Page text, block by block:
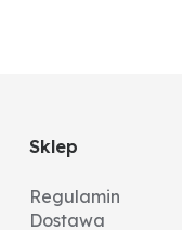
Sklep
Regulamin
Dostawa